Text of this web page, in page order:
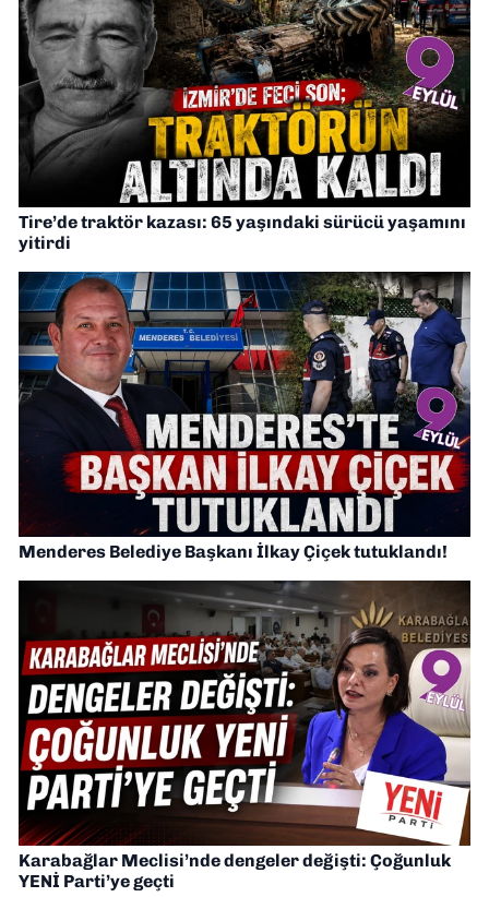
Tire’de traktör kazası: 65 yaşındaki sürücü yaşamını
yitirdi
Menderes Belediye Başkanı İlkay Çiçek tutuklandı!
Karabağlar Meclisi’nde dengeler değişti: Çoğunluk
YENİ Parti’ye geçti